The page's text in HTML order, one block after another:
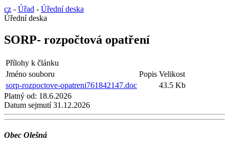
cz - Úřad - Úřední deska
Úřední deska
SORP- rozpočtová opatření
Přílohy k článku
Jméno souboru
Popis Velikost
sorp-rozpoctove-opatreni761842147.doc
43.5 Kb
Platný od: 18.6.2026
Datum sejmutí31.12.2026
Obec Olešná